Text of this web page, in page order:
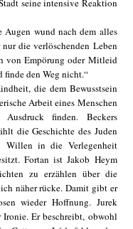
seine intensive Reaktion
wund nach dem alles
die verlöschenden Leben
von Empörung oder Mitleid
finde den Weg nicht.“
die dem Bewusstsein
Arbeit eines Menschen
finden. Beckers
die Geschichte des Juden
Willen in die Verlegenheit
Fortan ist Jakob Heym
zu erzählen über die
näher rücke. Damit gibt er
wieder Hoffnung. Jurek
Er beschreibt, obwohl